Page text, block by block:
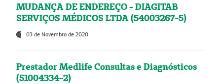
MUDANÇA DE ENDEREÇO - DIAGITAB
SERVIÇOS MÉDICOS LTDA (54003267-5)
03 de Novembro de 2020
Prestador Medlife Consultas e Diagnósticos
(51004334-2)